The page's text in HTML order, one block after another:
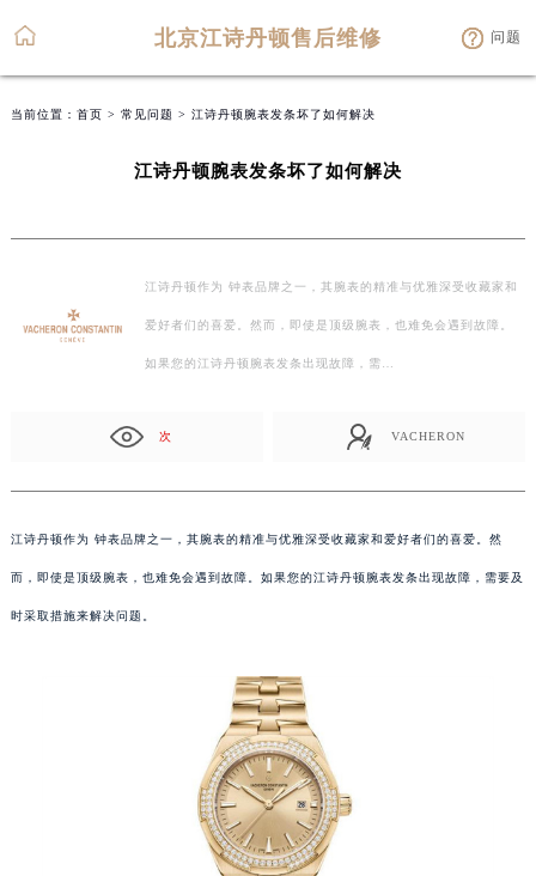
北京江诗丹顿售后维修 问题
当前位置： 首页 > 常见问题 > 江诗丹顿腕表发条坏了如何解决
江诗丹顿腕表发条坏了如何解决
江诗丹顿作为 钟表品牌之一，其腕表的精准与优雅深受收藏家和
爱好者们的喜爱。然而，即使是顶级腕表，也难免会遇到故障。
如果您的江诗丹顿腕表发条出现故障，需…
次 VACHERON
江诗丹顿作为 钟表品牌之一，其腕表的精准与优雅深受收藏家和爱好者们的喜爱。然
而，即使是顶级腕表，也难免会遇到故障。如果您的江诗丹顿腕表发条出现故障，需要及
时采取措施来解决问题。